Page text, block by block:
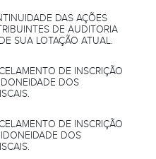
DAS AÇÕES
DE AUDITORIA
SUA LOTAÇÃO ATUAL.
DE INSCRIÇÃO
DOS
DE INSCRIÇÃO
DOS